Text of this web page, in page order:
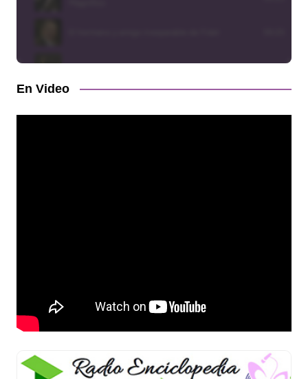
En Video